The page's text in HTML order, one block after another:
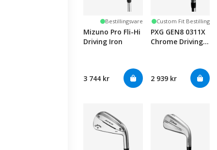
Bestillingsvare
Mizuno Pro Fli-Hi
Driving Iron
3 744 kr
Custom Fit Bestilling
PXG GEN8 0311X
Chrome Driving
2 939 kr